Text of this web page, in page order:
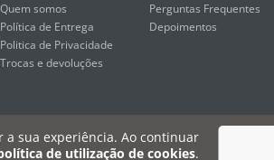
a sua experiência. Ao continuar
de utilização de cookies.
Quem somos
Política de Entrega
Politica de Privacidade
Trocas e devoluções
Perguntas Frequentes
Depoimentos